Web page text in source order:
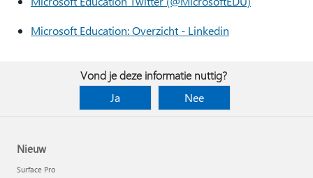
Microsoft Education: Overzicht - Linkedin
Vond je deze informatie nuttig?
Ja
Nee
Nieuw
Surface Pro